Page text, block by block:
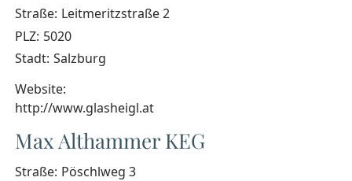
Straße: Leitmeritzstraße 2
PLZ: 5020
Stadt: Salzburg
Website:
http://www.glasheigl.at
Max Althammer KEG
Straße: Pöschlweg 3